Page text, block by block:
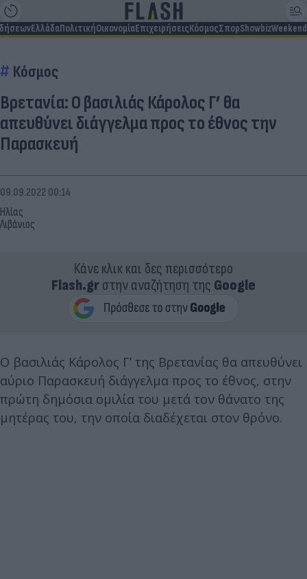
ΕλλάδαΠολιτικήΟικονομίαΕπιχειρήσειςΚόσμοςΣπορShowbizWeekend
Κόσμος
Βρετανία: Ο βασιλιάς Κάρολος Γ’ θα
απευθύνει διάγγελμα προς το έθνος την
Παρασκευή
Ηλίας
Λιβάνιος
09.09.2022 00:14
Κάνε κλικ και δες περισσότερο
Flash.grστην αναζήτηση της Google
Ο βασιλιάς Κάρολος Γ’ της Βρετανίας θα απευθύνει
αύριο Παρασκευή διάγγελμα προς το έθνος, στην
πρώτη δημόσια ομιλία του μετά τον θάνατο της
μητέρας του, την οποία διαδέχεται στον θρόνο.